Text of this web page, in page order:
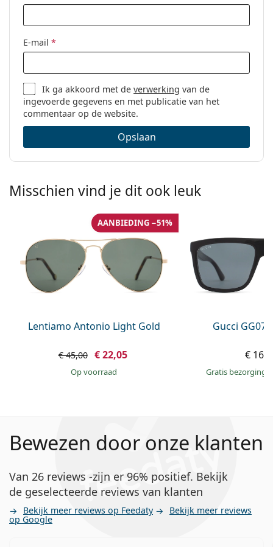
E-mail *
Ik ga akkoord met deverwerking van de
ingevoerde gegevens en met publicatie van het
commentaar op de website.
Opslaan
Misschien vind je dit ook leuk
Lentiamo Antonio Light Gold
AANBIEDING −51%
€ 45,00 € 22,05
op voorraad
Gucci
€
Gratis bezorging
Bewezen door onze klanten
Van 26 reviews -zijn er 96% positief. Bekijk
de geselecteerde reviews van klanten
Bekijk meer reviews op Feedaty Bekijk meer reviews
op Google